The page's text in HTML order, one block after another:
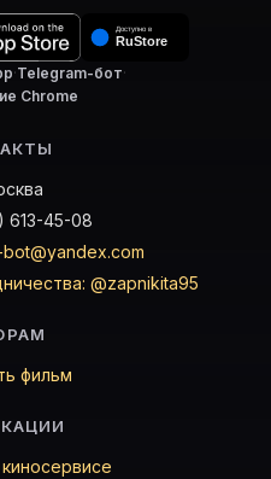
·Telegram-бот·
Chrome
613-45-08
@zapnikita95
фильм